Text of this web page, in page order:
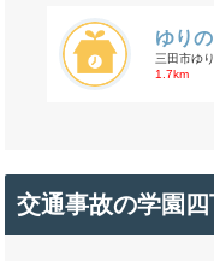
ゆり
三田市ゆ
1.7km
交通事故の学園